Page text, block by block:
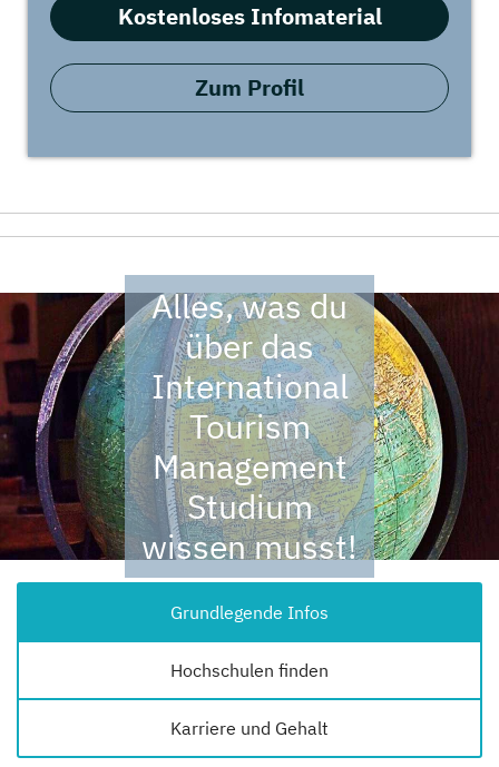
Kostenloses Infomaterial
Zum Profil
Alles, was du
über das
International
Tourism
Management
Studium
wissen musst!
Grundlegende Infos
Hochschulen finden
Karriere und Gehalt